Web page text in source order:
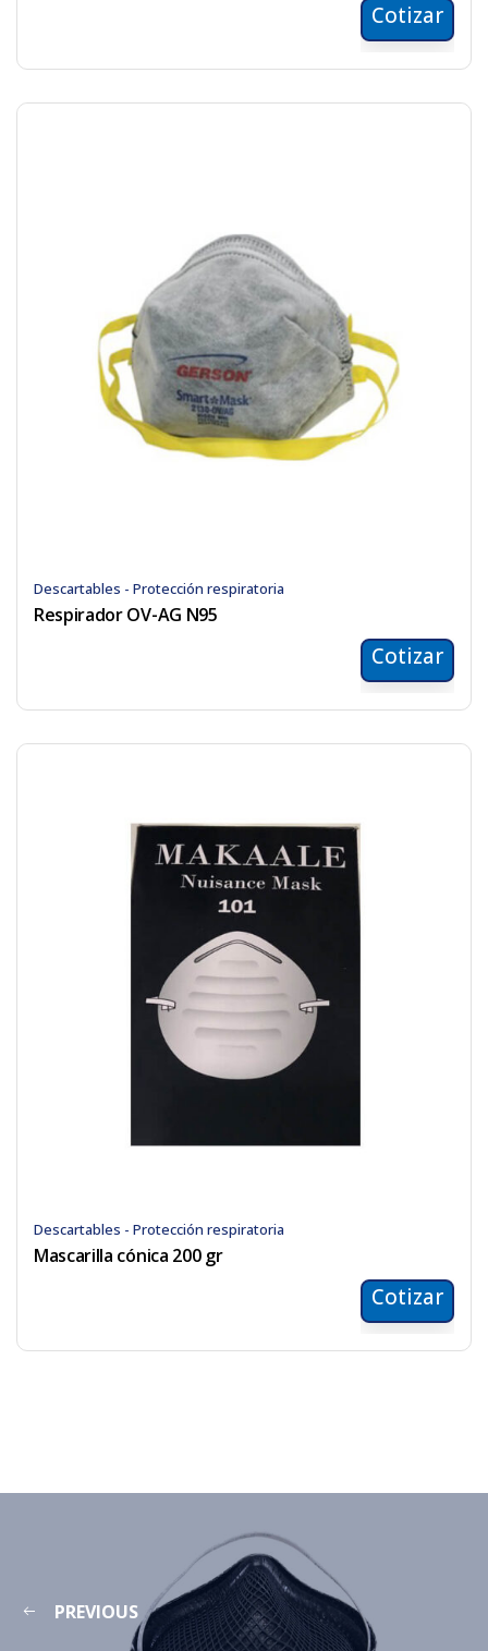
Cotizar
Descartables - Protección respiratoria
Respirador OV-AG N95
Cotizar
Descartables - Protección respiratoria
Mascarilla cónica 200 gr
Cotizar
PREVIOUS